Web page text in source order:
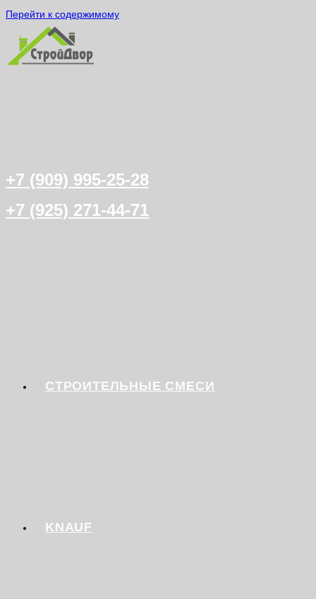
Перейти к содержимому
+7 (909) 995-25-28
+7 (925) 271-44-71
СТРОИТЕЛЬНЫЕ СМЕСИ
KNAUF